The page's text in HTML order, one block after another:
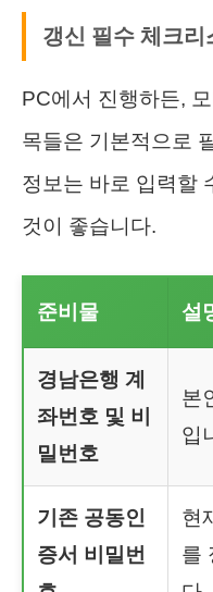
갱신 필수 체크리
PC에서 진행하든,
목들은 기본적으로
정보는 바로 입력할
것이 좋습니다.
준비물 설
경남은행 계
좌번호 및 비
밀번호
본
입
기존 공동인
증서 비밀번
현
를